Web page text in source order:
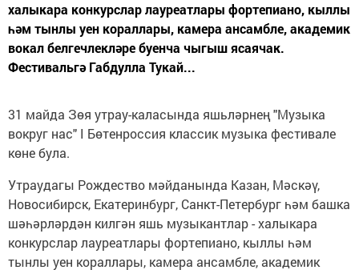
халыкара конкурслар лауреатлары фортепиано, кыллы
һәм тынлы уен кораллары, камера ансамбле, академик
вокал белгечлекләре буенча чыгыш ясаячак.
Фестивальгә Габдулла Тукай...
31 майда Зөя утрау-каласында яшьләрнең "Музыка
вокруг нас" I Бөтенроссия классик музыка фестивале
көне була.
Утраудагы Рождество мәйданында Казан, Мәскәү,
Новосибирск, Екатеринбург, Санкт-Петербург һәм башка
шәһәрләрдән килгән яшь музыкантлар - халыкара
конкурслар лауреатлары фортепиано, кыллы һәм
тынлы уен кораллары, камера ансамбле, академик